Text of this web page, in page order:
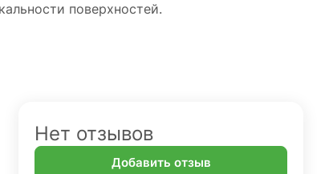
поверхностей.
Нет отзывов
Добавить отзыв